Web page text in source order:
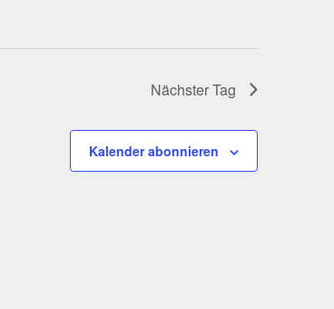
Nächster Tag
Kalender abonnieren